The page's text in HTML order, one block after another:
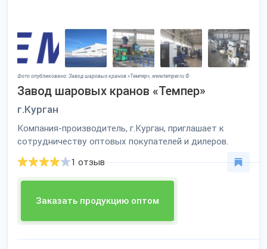
Фото опубликовано: Завод шаровых кранов «Темпер», www.temper.ru ©
Завод шаровых кранов «Темпер»
г.Курган
Компания-производитель, г.Курган, приглашает к
сотрудничеству оптовых покупателей и дилеров.
Заказать продукцию оптом
1 отзыв